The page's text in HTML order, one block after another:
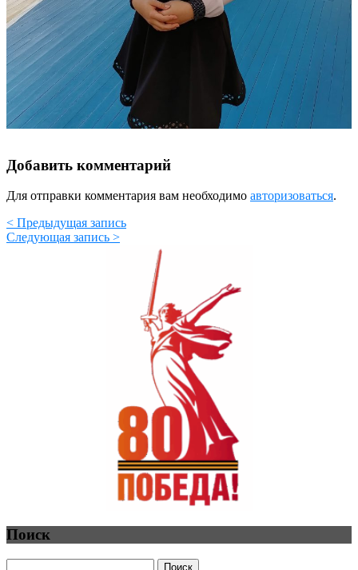
Добавить комментарий
Для отправки комментария вам необходимо авторизоваться.
< Предыдущая запись
Следующая запись >
Поиск